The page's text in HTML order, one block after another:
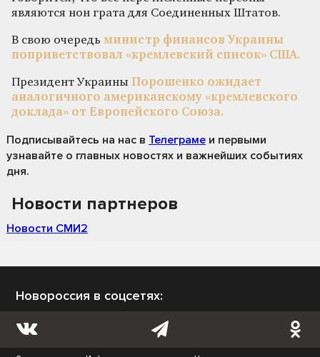
являются нон грата для Соединенных Штатов.
В свою очередь министр финансов Украины
поприветствовал «кремлевский список» США.
Президент Украины Порошенко ожидает
аналогичного американскому «кремлевского
доклада» от Европейского Союза.
Подписывайтесь на нас в Телеграме и первыми
узнавайте о главных новостях и важнейших событиях
дня.
Новости партнеров
Новости СМИ2
Новороссия в соцсетях: